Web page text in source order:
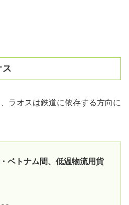
ス
ラオスは鉄道に依存する方向に
ベトナム間、低温物流用貨